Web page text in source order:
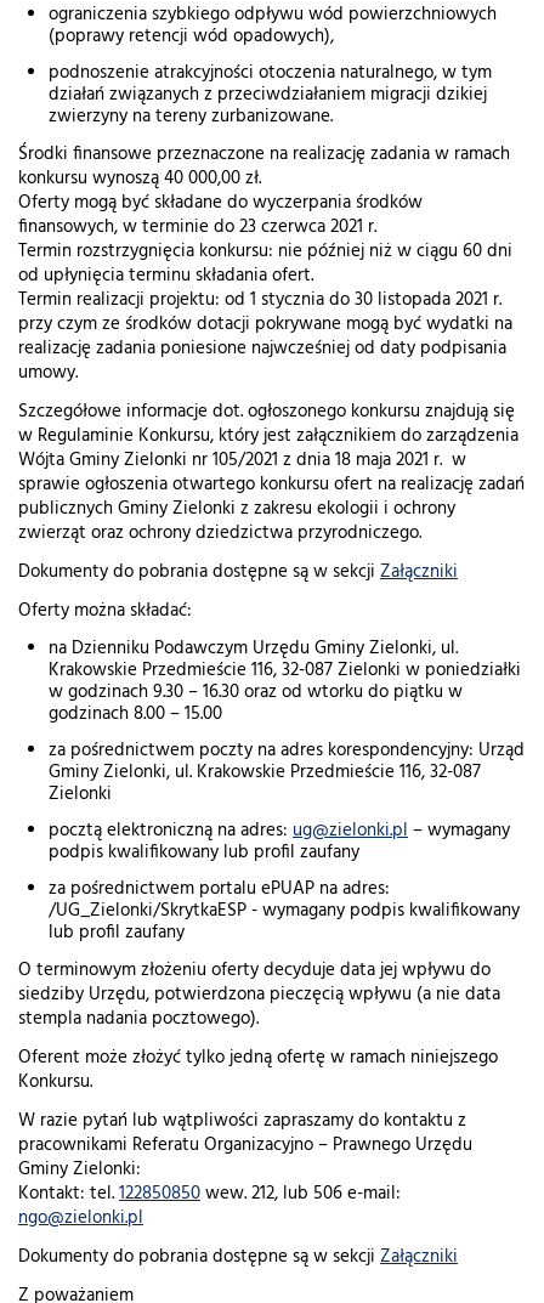
ograniczenia szybkiego odpływu wód powierzchniowych
(poprawy retencji wód opadowych),
podnoszenie atrakcyjności otoczenia naturalnego, w tym
działań związanych z przeciwdziałaniem migracji dzikiej
zwierzyny na tereny zurbanizowane.
Środki finansowe przeznaczone na realizację zadania w ramach
konkursu wynoszą 40 000,00 zł.
Oferty mogą być składane do wyczerpania środków
finansowych, w terminie do 23 czerwca 2021 r.
Termin rozstrzygnięcia konkursu: nie później niż w ciągu 60 dni
od upłynięcia terminu składania ofert.
Termin realizacji projektu: od 1 stycznia do 30 listopada 2021 r.
przy czym ze środków dotacji pokrywane mogą być wydatki na
realizację zadania poniesione najwcześniej od daty podpisania
umowy.
Szczegółowe informacje dot. ogłoszonego konkursu znajdują się
w Regulaminie Konkursu, który jest załącznikiem do zarządzenia
Wójta Gminy Zielonki nr 105/2021 z dnia 18 maja 2021 r. w
sprawie ogłoszenia otwartego konkursu ofert na realizację zadań
publicznych Gminy Zielonki z zakresu ekologii i ochrony
zwierząt oraz ochrony dziedzictwa przyrodniczego.
Dokumenty do pobrania dostępne są w sekcji Załączniki
Oferty można składać:
na Dzienniku Podawczym Urzędu Gminy Zielonki, ul.
Krakowskie Przedmieście 116, 32-087 Zielonki w poniedziałki
w godzinach 9.30 – 16.30 oraz od wtorku do piątku w
godzinach 8.00 – 15.00
za pośrednictwem poczty na adres korespondencyjny: Urząd
Gminy Zielonki, ul. Krakowskie Przedmieście 116, 32-087
Zielonki
pocztą elektroniczną na adres: ug@zielonki.pl– wymagany
podpis kwalifikowany lub profil zaufany
za pośrednictwem portalu ePUAP na adres:
/UG_Zielonki/SkrytkaESP - wymagany podpis kwalifikowany
lub profil zaufany
O terminowym złożeniu oferty decyduje data jej wpływu do
siedziby Urzędu, potwierdzona pieczęcią wpływu (a nie data
stempla nadania pocztowego).
Oferent może złożyć tylko jedną ofertę w ramach niniejszego
Konkursu.
W razie pytań lub wątpliwości zapraszamy do kontaktu z
pracownikami Referatu Organizacyjno – Prawnego Urzędu
Gminy Zielonki:
Kontakt: tel.122850850wew. 212, lub 506 e-mail:
ngo@zielonki.pl
Dokumenty do pobrania dostępne są w sekcji Załączniki
Z poważaniem